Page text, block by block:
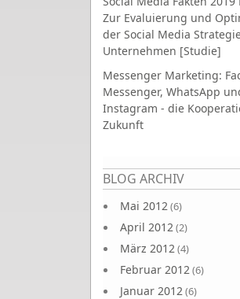
Zur Evaluierung und
der Social Media
Unternehmen [Studie]
Messenger Marketing:
Messenger, WhatsApp
Instagram - die
Zukunft
BLOG ARCHIV
Mai 2012(6)
April 2012(2)
März 2012(4)
Februar 2012(6)
Januar 2012(6)
Seiten